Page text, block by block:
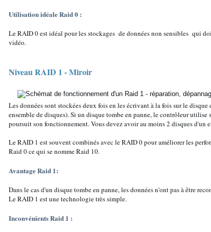
Utilisation idéale Raid 0 :
Le RAID 0 est idéal pour les stockages de données non sensibles qui
vidéo.
Niveau RAID 1 - Miroir
Les données sont stockées deux fois en les écrivant à la fois sur le
ensemble de disques). Si un disque tombe en panne, le contrôleur
poursuit son fonctionnement. Vous devez avoir au moins 2 disques d'un
Le RAID 1 est souvent combinés avec le RAID 0 pour améliorer les
Raid 0 ce qui se nomme Raid 10.
Avantage Raid 1:
Dans le cas d'un disque tombe en panne, les données n'ont pas à être
Le RAID 1 est une technologie très simple.
Inconvénients Raid 1 :